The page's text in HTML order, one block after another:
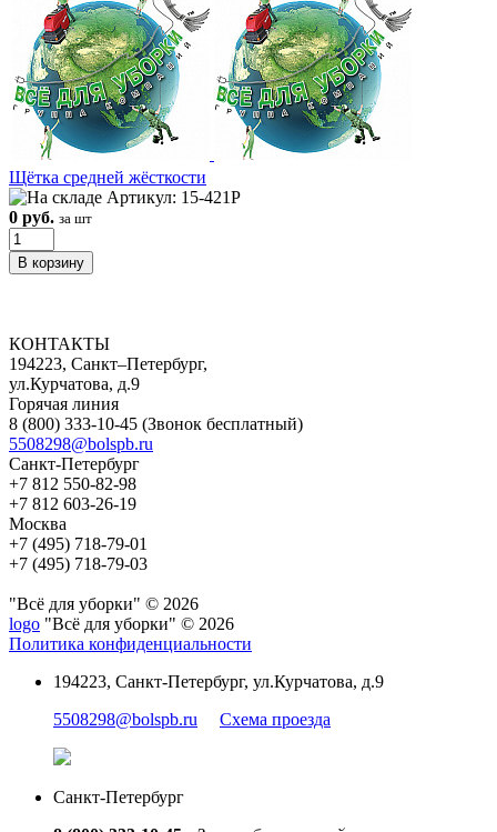
Щётка средней жёсткости
Артикул: 15-421P
0 руб. за шт
КОНТАКТЫ
194223, Санкт–Петербург,
ул.Курчатова, д.9
Горячая линия
8 (800) 333-10-45 (Звонок бесплатный)
5508298@bolspb.ru
Санкт-Петербург
+7 812 550-82-98
+7 812 603-26-19
Москва
+7 (495) 718-79-01
+7 (495) 718-79-03
"Всё для уборки" © 2026
logo "Всё для уборки" © 2026
Политика конфиденциальности
194223, Санкт-Петербург, ул.Курчатова, д.9
5508298@bolspb.ru
Схема проезда
Санкт-Петербург